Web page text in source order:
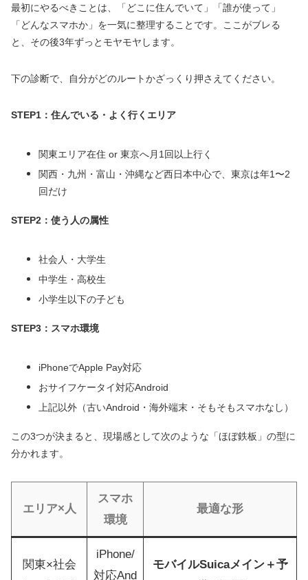
最初にやるべきことは、「どこに住んでいて」「誰が使って」
「どんなスマホか」を一気に整理することです。ここがブレる
と、その後3年ずっとモヤモヤします。
下の診断で、自分がどのルートかざっくり押さえてください。
STEP1：住んでいる・よく行くエリア
関東エリア在住 or 東京へ月1回以上行く
関西・九州・富山・沖縄など西日本中心で、東京は年1〜2
回だけ
STEP2：使う人の属性
社会人・大学生
中学生・高校生
小学生以下の子ども
STEP3：スマホ環境
iPhoneでApple Pay対応
おサイフケータイ対応Android
上記以外（古いAndroid・海外端末・そもそもスマホなし）
この3つが決まると、現場感として次のような「ほぼ鉄板」の型に
分かれます。
エリア×人
スマホ
環境
最適な形
関東×社会
iPhone/
対応And
モバイルSuicaメイン＋予